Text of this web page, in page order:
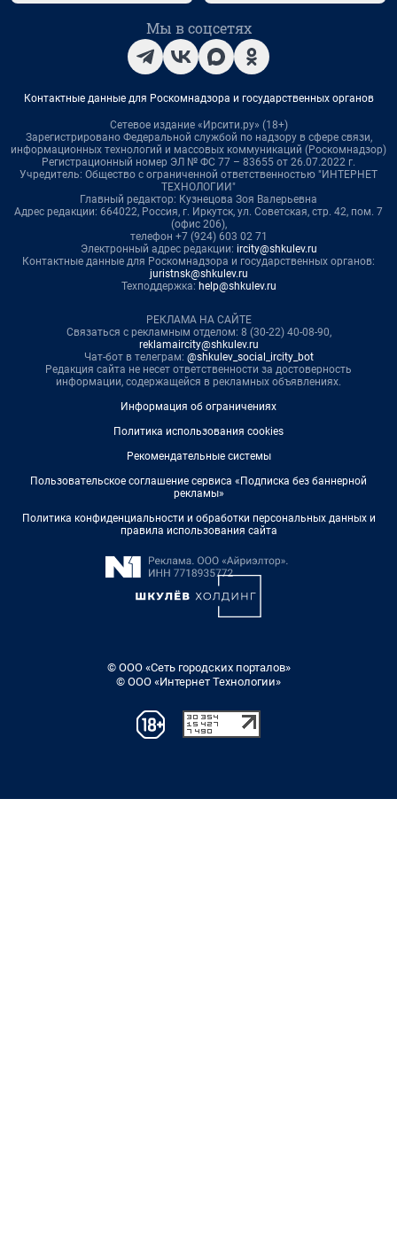
Мы в соцсетях
Контактные данные для Роскомнадзора и государственных органов
Сетевое издание «Ирсити.ру» (18+)
Зарегистрировано Федеральной службой по надзору в сфере связи,
информационных технологий и массовых коммуникаций (Роскомнадзор)
Регистрационный номер ЭЛ № ФС 77 – 83655 от 26.07.2022 г.
Учредитель: Общество с ограниченной ответственностью "ИНТЕРНЕТ
ТЕХНОЛОГИИ"
Главный редактор: Кузнецова Зоя Валерьевна
Адрес редакции: 664022, Россия, г. Иркутск, ул. Советская, стр. 42, пом. 7
(офис 206),
телефон +7 (924) 603 02 71
Электронный адрес редакции: ircity@shkulev.ru
Контактные данные для Роскомнадзора и государственных органов:
juristnsk@shkulev.ru
Техподдержка: help@shkulev.ru
РЕКЛАМА НА САЙТЕ
Связаться с рекламным отделом: 8 (30-22) 40-08-90,
reklamaircity@shkulev.ru
Чат-бот в телеграм: @shkulev_social_ircity_bot
Редакция сайта не несет ответственности за достоверность
информации, содержащейся в рекламных объявлениях.
Информация об ограничениях
Политика использования cookies
Рекомендательные системы
Пользовательское соглашение сервиса «Подписка без баннерной
рекламы»
Политика конфиденциальности и обработки персональных данных и
правила использования сайта
© ООО «Сеть городских порталов»
© ООО «Интернет Технологии»